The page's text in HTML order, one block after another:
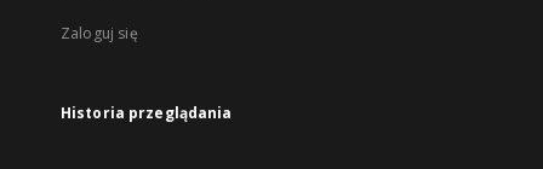
Zaloguj się
Historia przeglądania